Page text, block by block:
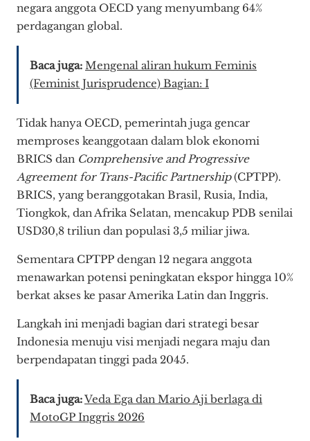
negara anggota OECD yang menyumbang 64%
perdagangan global.
Baca juga: Mengenal aliran hukum Feminis
(Feminist Jurisprudence) Bagian: I
Tidak hanya OECD, pemerintah juga gencar
memproses keanggotaan dalam blok ekonomi
BRICS dan Comprehensive and Progressive
Agreement for Trans-Pacific Partnership(CPTPP).
BRICS, yang beranggotakan Brasil, Rusia, India,
Tiongkok, dan Afrika Selatan, mencakup PDB senilai
USD30,8 triliun dan populasi 3,5 miliar jiwa.
Sementara CPTPP dengan 12 negara anggota
menawarkan potensi peningkatan ekspor hingga 10%
berkat akses ke pasar Amerika Latin dan Inggris.
Langkah ini menjadi bagian dari strategi besar
Indonesia menuju visi menjadi negara maju dan
berpendapatan tinggi pada 2045.
Baca juga:Veda Ega dan Mario Aji berlaga di
MotoGP Inggris 2026